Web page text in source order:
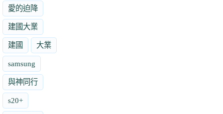
愛的迫降
建國大業
建國 大業
samsung
與神同行
s20+